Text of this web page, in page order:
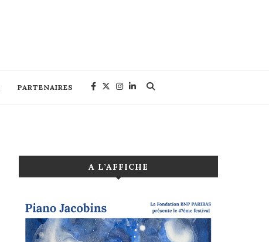
PARTENAIRES
A L’AFFICHE